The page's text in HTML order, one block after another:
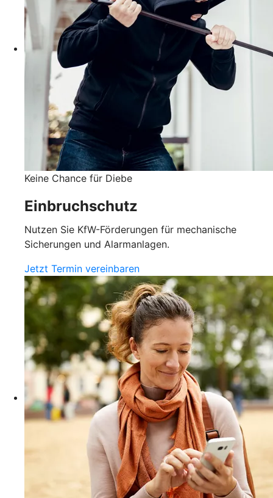
Keine Chance für Diebe
Einbruchschutz
Nutzen Sie KfW-Förderungen für mechanische
Sicherungen und Alarmanlagen.
Jetzt Termin vereinbaren